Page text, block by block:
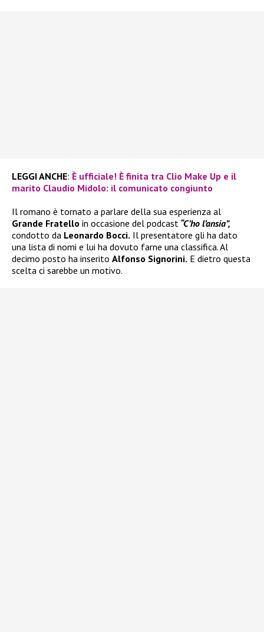
LEGGI ANCHE: È ufficiale! È finita tra Clio Make Up e il
marito Claudio Midolo: il comunicato congiunto
Il romano è tornato a parlare della sua esperienza al
Grande Fratello in occasione del podcast “C’ho l’ansia”,
condotto da Leonardo Bocci. Il presentatore gli ha dato
una lista di nomi e lui ha dovuto farne una classifica. Al
decimo posto ha inserito Alfonso Signorini. E dietro questa
scelta ci sarebbe un motivo.